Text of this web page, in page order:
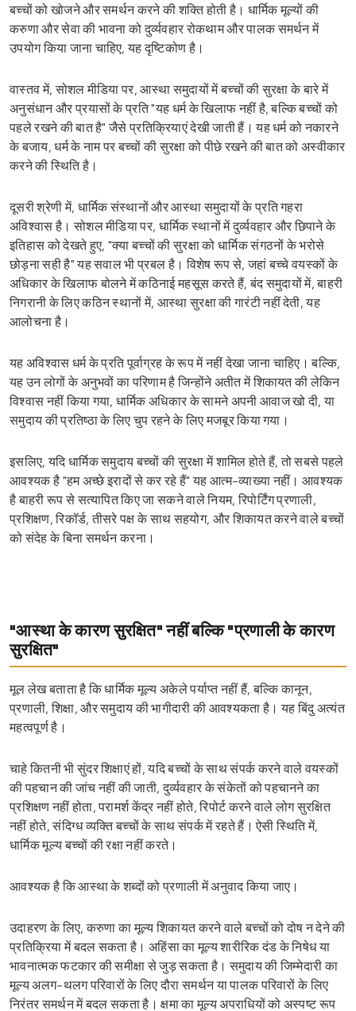
बच्चों को खोजने और समर्थन करने की शक्ति होती है। धार्मिक मूल्यों की
करुणा और सेवा की भावना को दुर्व्यवहार रोकथाम और पालक समर्थन में
उपयोग किया जाना चाहिए, यह दृष्टिकोण है।
वास्तव में, सोशल मीडिया पर, आस्था समुदायों में बच्चों की सुरक्षा के बारे में
अनुसंधान और प्रयासों के प्रति "यह धर्म के खिलाफ नहीं है, बल्कि बच्चों को
पहले रखने की बात है" जैसे प्रतिक्रियाएं देखी जाती हैं। यह धर्म को नकारने
के बजाय, धर्म के नाम पर बच्चों की सुरक्षा को पीछे रखने की बात को अस्वीकार
करने की स्थिति है।
दूसरी श्रेणी में, धार्मिक संस्थानों और आस्था समुदायों के प्रति गहरा
अविश्वास है। सोशल मीडिया पर, धार्मिक स्थानों में दुर्व्यवहार और छिपाने के
इतिहास को देखते हुए, "क्या बच्चों की सुरक्षा को धार्मिक संगठनों के भरोसे
छोड़ना सही है" यह सवाल भी प्रबल है। विशेष रूप से, जहां बच्चे वयस्कों के
अधिकार के खिलाफ बोलने में कठिनाई महसूस करते हैं, बंद समुदायों में, बाहरी
निगरानी के लिए कठिन स्थानों में, आस्था सुरक्षा की गारंटी नहीं देती, यह
आलोचना है।
यह अविश्वास धर्म के प्रति पूर्वाग्रह के रूप में नहीं देखा जाना चाहिए। बल्कि,
यह उन लोगों के अनुभवों का परिणाम है जिन्होंने अतीत में शिकायत की लेकिन
विश्वास नहीं किया गया, धार्मिक अधिकार के सामने अपनी आवाज खो दी, या
समुदाय की प्रतिष्ठा के लिए चुप रहने के लिए मजबूर किया गया।
इसलिए, यदि धार्मिक समुदाय बच्चों की सुरक्षा में शामिल होते हैं, तो सबसे पहले
आवश्यक है "हम अच्छे इरादों से कर रहे हैं" यह आत्म-व्याख्या नहीं। आवश्यक
है बाहरी रूप से सत्यापित किए जा सकने वाले नियम, रिपोर्टिंग प्रणाली,
प्रशिक्षण, रिकॉर्ड, तीसरे पक्ष के साथ सहयोग, और शिकायत करने वाले बच्चों
को संदेह के बिना समर्थन करना।
"आस्था के कारण सुरक्षित" नहीं बल्कि "प्रणाली के कारण
सुरक्षित"
मूल लेख बताता है कि धार्मिक मूल्य अकेले पर्याप्त नहीं हैं, बल्कि कानून,
प्रणाली, शिक्षा, और समुदाय की भागीदारी की आवश्यकता है। यह बिंदु अत्यंत
महत्वपूर्ण है।
चाहे कितनी भी सुंदर शिक्षाएं हों, यदि बच्चों के साथ संपर्क करने वाले वयस्कों
की पहचान की जांच नहीं की जाती, दुर्व्यवहार के संकेतों को पहचानने का
प्रशिक्षण नहीं होता, परामर्श केंद्र नहीं होते, रिपोर्ट करने वाले लोग सुरक्षित
नहीं होते, संदिग्ध व्यक्ति बच्चों के साथ संपर्क में रहते हैं। ऐसी स्थिति में,
धार्मिक मूल्य बच्चों की रक्षा नहीं करते।
आवश्यक है कि आस्था के शब्दों को प्रणाली में अनुवाद किया जाए।
उदाहरण के लिए, करुणा का मूल्य शिकायत करने वाले बच्चों को दोष न देने की
प्रतिक्रिया में बदल सकता है। अहिंसा का मूल्य शारीरिक दंड के निषेध या
भावनात्मक फटकार की समीक्षा से जुड़ सकता है। समुदाय की जिम्मेदारी का
मूल्य अलग-थलग परिवारों के लिए दौरा समर्थन या पालक परिवारों के लिए
निरंतर समर्थन में बदल सकता है। क्षमा का मूल्य अपराधियों को अस्पष्ट रूप